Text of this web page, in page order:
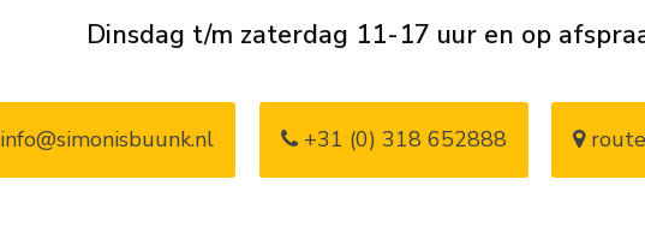
Dinsdag t/m zaterdag 11-17 uur en op
info@simonisbuunk.nl +31 (0) 318 652888